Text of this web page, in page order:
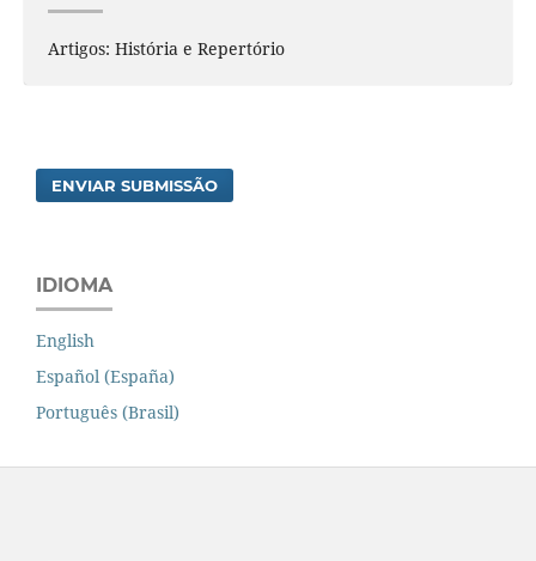
Artigos: História e Repertório
ENVIAR SUBMISSÃO
IDIOMA
English
Español (España)
Português (Brasil)